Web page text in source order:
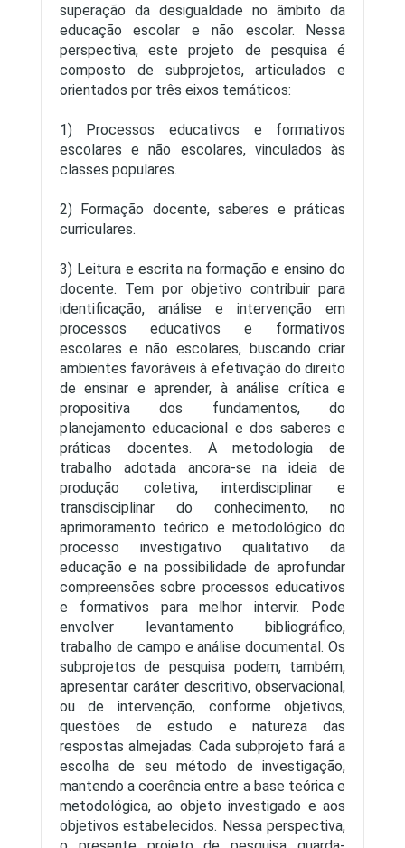
Publicações
superação da desigualdade no âmbito da
educação escolar e não escolar. Nessa
perspectiva, este projeto de pesquisa é
composto de subprojetos, articulados e
orientados por três eixos temáticos:
1) Processos educativos e formativos
escolares e não escolares, vinculados às
classes populares.
2) Formação docente, saberes e práticas
curriculares.
3) Leitura e escrita na formação e ensino do
docente. Tem por objetivo contribuir para
identificação, análise e intervenção em
processos educativos e formativos
escolares e não escolares, buscando criar
ambientes favoráveis à efetivação do direito
de ensinar e aprender, à análise crítica e
propositiva dos fundamentos, do
planejamento educacional e dos saberes e
práticas docentes. A metodologia de
trabalho adotada ancora-se na ideia de
produção coletiva, interdisciplinar e
transdisciplinar do conhecimento, no
aprimoramento teórico e metodológico do
processo investigativo qualitativo da
educação e na possibilidade de aprofundar
compreensões sobre processos educativos
e formativos para melhor intervir. Pode
envolver levantamento bibliográfico,
trabalho de campo e análise documental. Os
subprojetos de pesquisa podem, também,
apresentar caráter descritivo, observacional,
ou de intervenção, conforme objetivos,
questões de estudo e natureza das
respostas almejadas. Cada subprojeto fará a
escolha de seu método de investigação,
mantendo a coerência entre a base teórica e
metodológica, ao objeto investigado e aos
objetivos estabelecidos. Nessa perspectiva,